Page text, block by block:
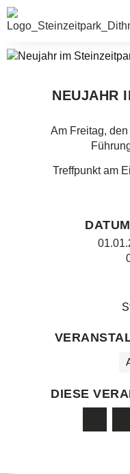
NEUJAHR
Am Freitag,
Treffpunkt am
DIESE